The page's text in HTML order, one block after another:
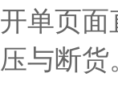
开单页
压与断货。